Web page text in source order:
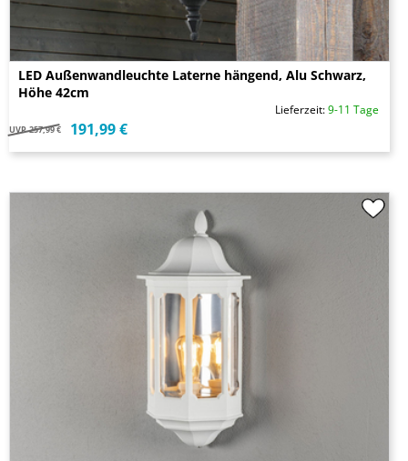
LED Außenwandleuchte Laterne hängend, Alu Schwarz,
Höhe 42cm
Lieferzeit:9-11 Tage
UVP 257,99 € 191,99 €